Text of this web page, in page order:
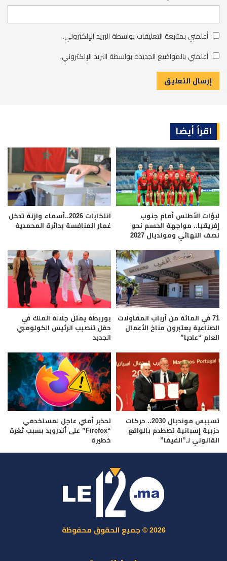
أعلمني بمتابعة التعليقات بواسطة البريد الإلكتروني.
أعلمني بالمواضيع الجديدة بواسطة البريد الإلكتروني.
اقرأ أيضا
لبؤات الأطلس أمام جنوب
إفريقيا.. مواجهة الحسم نحو
نصف النهائي ومونديال 2027
انتخابات 2026..أسماء وازنة تدخل
غمار المنافسة بدائرة المحمدية
71 في المائة من أرباب المقاولات
الصناعية يعتبرون مناخ الأعمال
العام “عاديا”
بوريطة يمثل جلالة الملك في
حفل تنصيب الرئيس الكولومبي
الجديد
تسييس مونديال 2030.. حركات
حزبية إسبانية تصطدم بالواقع
القانوني لـ”الفيفا”
تحذير أمني عاجل لمستخدمي
“Firefox” على أندرويد بسبب ثغرة
خطيرة
2026 © جميع الحقوق محفوظة